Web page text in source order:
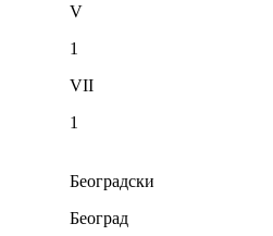
V
1
VII
1
Београдски
Београд